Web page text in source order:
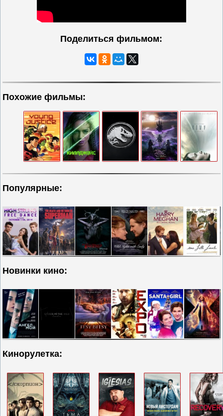
Поделиться фильмом:
Похожие фильмы:
Популярные:
Новинки кино:
Кинорулетка: